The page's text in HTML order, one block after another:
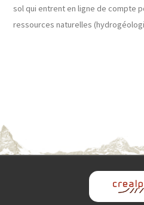
sol qui entrent en ligne de compte
ressources naturelles